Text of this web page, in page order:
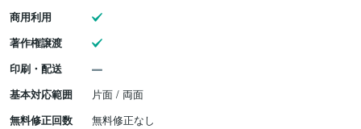
商用利用
著作権譲渡
印刷・配送
基本対応範囲
片面 / 両面
無料修正回数
無料修正なし